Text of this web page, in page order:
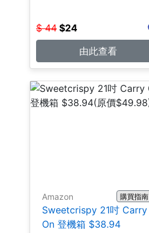
$ 44 $24
由此查看
Amazon 購買指南
Sweetcrispy 21吋 Carry
On 登機箱 $38.94